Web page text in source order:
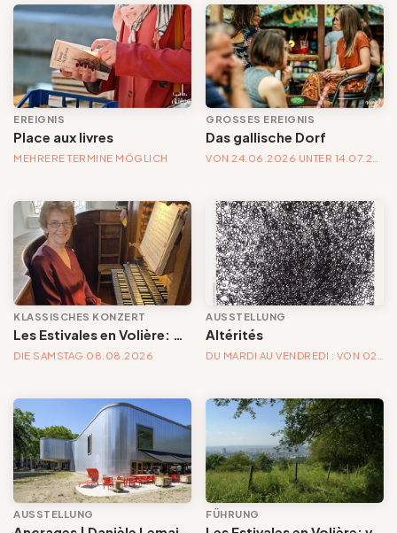
EREIGNIS
Place aux livres
MEHRERE TERMINE MÖGLICH
GROSSES EREIGNIS
Das gallische Dorf
KLASSISCHES KONZERT
Les Estivales en Volière: concert de clavecin | Les mille et une facettes du clavecin remis à l’honneur
DIE SAMSTAG 08.08.2026
AUSSTELLUNG
Altérités
AUSSTELLUNG FÜHRUNG